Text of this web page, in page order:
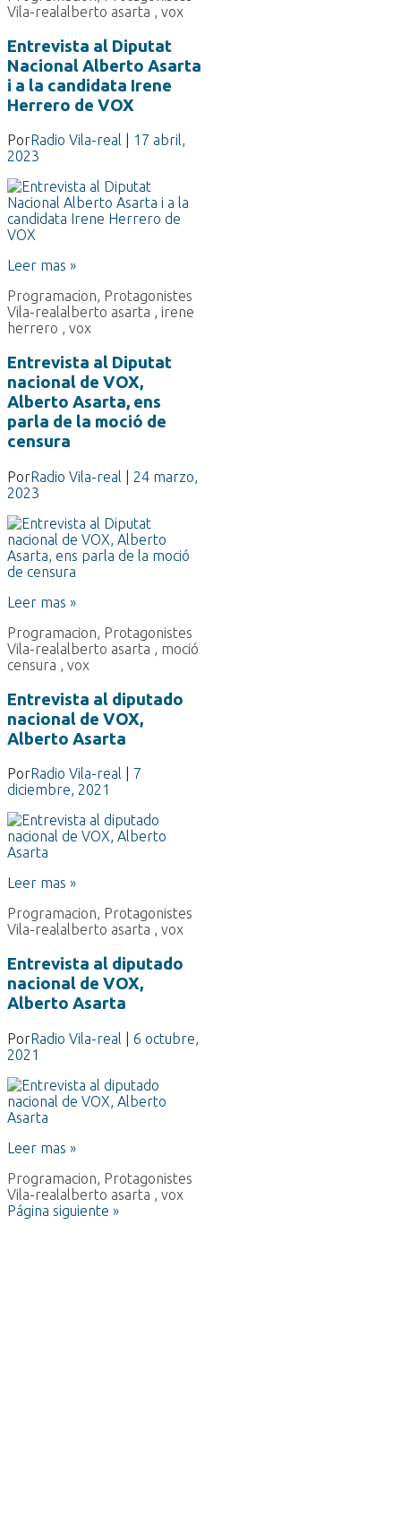
Vila-realalberto asarta , vox
Entrevista al Diputat
Nacional Alberto Asarta
i a la candidata Irene
Herrero de VOX
PorRadio Vila-real
17 abril,
2023
Leer mas »
Programacion, Protagonistes
Vila-realalberto asarta , irene
herrero , vox
Entrevista al Diputat
nacional de VOX,
Alberto Asarta, ens
parla de la moció de
censura
PorRadio Vila-real
24 marzo,
2023
Leer mas »
Programacion, Protagonistes
Vila-realalberto asarta , moció
censura , vox
Entrevista al diputado
nacional de VOX,
Alberto Asarta
PorRadio Vila-real
7
diciembre, 2021
Leer mas »
Programacion, Protagonistes
Vila-realalberto asarta , vox
Entrevista al diputado
nacional de VOX,
Alberto Asarta
PorRadio Vila-real
6 octubre,
2021
Leer mas »
Programacion, Protagonistes
Vila-realalberto asarta , vox
Página siguiente »